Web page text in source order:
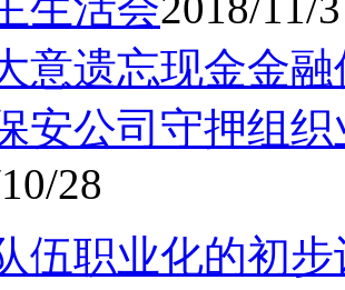
意遗忘现金金
安公司守押组
28
伍职业化的初步